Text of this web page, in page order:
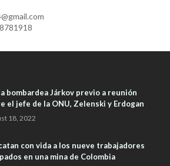
bombardea Járkov previo a reunión
el jefe de la ONU, Zelenski y Erdogan
18, 2022
con vida a los nueve trabajadores
en una mina de Colombia